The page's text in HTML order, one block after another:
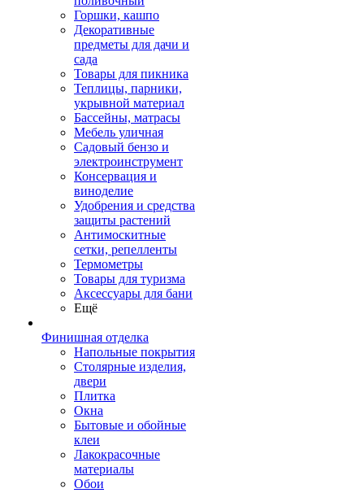
Горшки, кашпо
Декоративные
предметы для дачи и
сада
Товары для пикника
Теплицы, парники,
укрывной материал
Бассейны, матрасы
Мебель уличная
Садовый бензо и
электроинструмент
Консервация и
виноделие
Удобрения и средства
защиты растений
Антимоскитные
сетки, репелленты
Термометры
Товары для туризма
Аксессуары для бани
Ещё
Финишная отделка
Напольные покрытия
Столярные изделия,
двери
Плитка
Окна
Бытовые и обойные
клеи
Лакокрасочные
материалы
Обои